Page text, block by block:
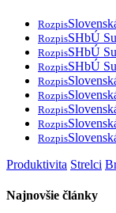
Rozpis
RozpisSHbÚ
RozpisSHbÚ
RozpisSHbÚ
Rozpis
Rozpis
Rozpis
Rozpis
Rozpis
Produktivita Strelci
Najnovšie články